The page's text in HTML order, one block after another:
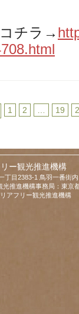
チラ→
1 2 19
ー観光推進機構
丁目2383-1 鳥羽一番街内
光推進機構事務局：東京
アフリー観光推進機構